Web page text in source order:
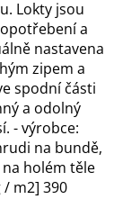
Lokty jsou
a
nastavena
zipem a
spodní části
a odolný
- výrobce:
na bundě,
holém těle
/ m2] 390